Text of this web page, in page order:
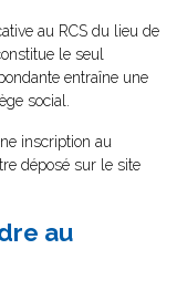
au RCS du lieu de
le seul
entraîne une
social.
inscription au
déposé sur le site
au